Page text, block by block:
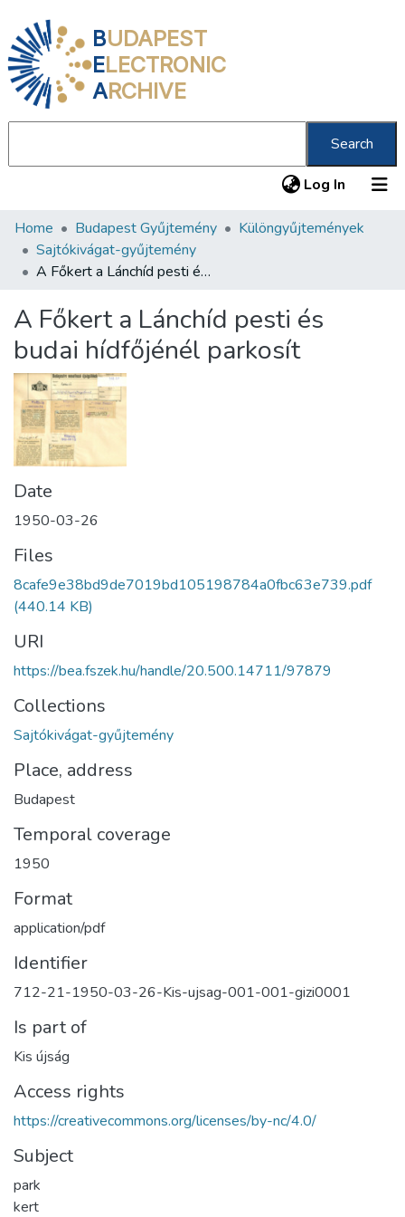
BUDAPEST
ELECTRONIC
ARCHIVE
Search
Log In (current)
Communities & Collections
All of DSpace
About us
Home Budapest Gyűjtemény
Különgyűjtemények
Sajtókivágat-gyűjtemény
A Főkert a Lánchíd pesti és budai hídfőjénél parkosít
A Főkert a Lánchíd pesti és
budai hídfőjénél parkosít
Date
1950-03-26
Files
8cafe9e38bd9de7019bd105198784a0fbc63e739.pdf
(440.14 KB)
URI
https://bea.fszek.hu/handle/20.500.14711/97879
Collections
Sajtókivágat-gyűjtemény
Place, address
Budapest
Temporal coverage
1950
Format
application/pdf
Identifier
712-21-1950-03-26-Kis-ujsag-001-001-gizi0001
Is part of
Kis újság
Access rights
https://creativecommons.org/licenses/by-nc/4.0/
Subject
park
kert